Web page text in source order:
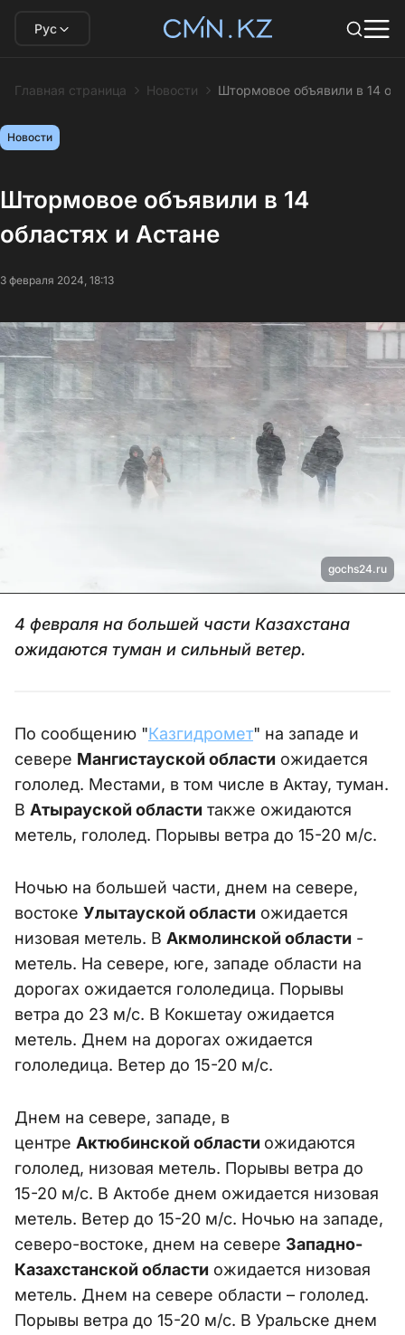
Рус
Главная страница Новости Штормовое объявили в 14
Новости
Штормовое объявили в 14
областях и Астане
3 февраля 2024, 18:13
gochs24.ru
4 февраля на большей части Казахстана
ожидаются туман и сильный ветер.
По сообщению "Казгидромет" на западе и
севере Мангистауской области ожидается
гололед. Местами, в том числе в Актау, туман.
В Атырауской области также ожидаются
метель, гололед. Порывы ветра до 15-20 м/с.
Ночью на большей части, днем на севере,
востоке Улытауской области ожидается
низовая метель. В Акмолинской области -
метель. На севере, юге, западе области на
дорогах ожидается гололедица. Порывы
ветра до 23 м/с. В Кокшетау ожидается
метель. Днем на дорогах ожидается
гололедица. Ветер до 15-20 м/с.
Днем на севере, западе, в
центре Актюбинской области ожидаются
гололед, низовая метель. Порывы ветра до
15-20 м/с. В Актобе днем ожидается низовая
метель. Ветер до 15-20 м/с. Ночью на западе,
северо-востоке, днем на севере Западно-
Казахстанской области ожидается низовая
метель. Днем на севере области – гололед.
Порывы ветра до 15-20 м/с. В Уральске днем